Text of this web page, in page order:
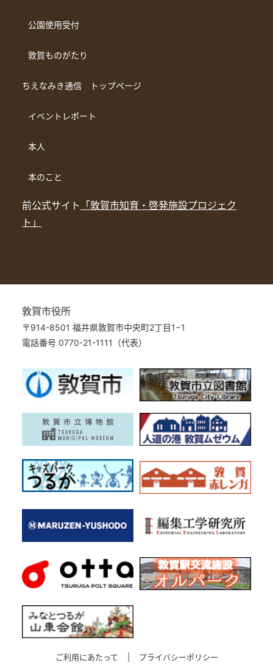
公園使用受付
敦賀ものがたり
ちえなみき通信 トップページ
イベントレポート
本人
本のこと
前公式サイト 「敦賀市知育・啓発施設プロジェク
ト」
敦賀市役所
〒914-8501 福井県敦賀市中央町2丁目1−1
電話番号 0770-21-1111（代表）
ご利用にあたって
プライバシーポリシー